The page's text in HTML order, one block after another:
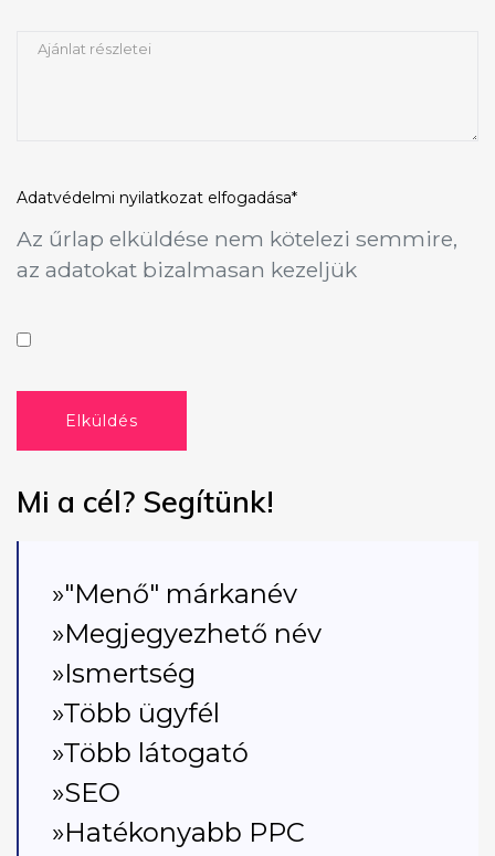
Adatvédelmi nyilatkozat elfogadása*
Az űrlap elküldése nem kötelezi semmire,
az adatokat bizalmasan kezeljük
Elküldés
Mi a cél? Segítünk!
»"Menő" márkanév
»Megjegyezhető név
»Ismertség
»Több ügyfél
»Több látogató
»SEO
»Hatékonyabb PPC